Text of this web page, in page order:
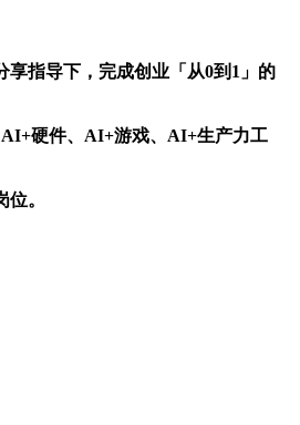
指导下，完成创业「从0到1」的
硬件、AI+游戏、AI+生产力工
。